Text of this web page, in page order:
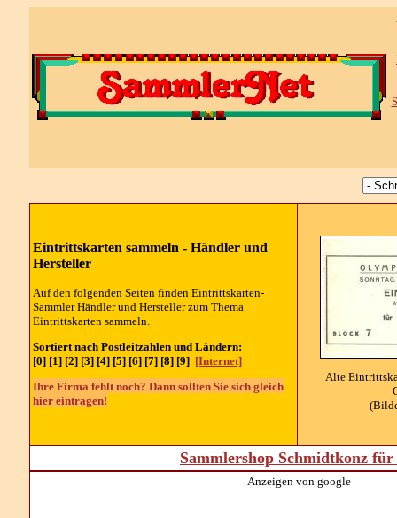
Eintrittskarten sammeln - Händler und
Hersteller
Auf den folgenden Seiten finden Eintrittskarten-
SammlerHändler und Herstellerzum Thema
Eintrittskarten sammeln.
Sortiert nach Postleitzahlen und Ländern:
[0] [1] [2] [3] [4] [5] [6] [7] [8] [9] [Internet]
Ihre Firma fehlt noch? Dann sollten Sie sich gleich
hier eintragen!
Alte
Sammlershop Schmidtkonz
Anzeigen von google